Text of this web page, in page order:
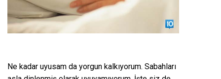
Ne kadar uyusam da yorgun kalkıyorum. Sabahları